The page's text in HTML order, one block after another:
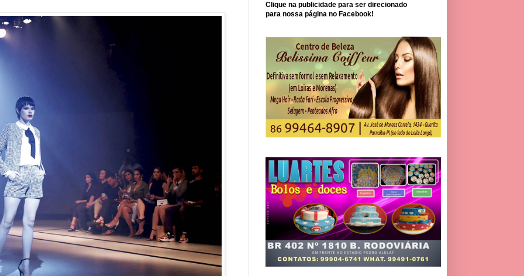
Clique na publicidade para ser direcionado
para nossa página no Facebook!